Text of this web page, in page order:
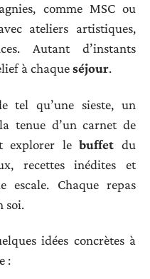
comme MSC ou
ateliers artistiques,
Autant d’instants
à chaqueséjour.
tel qu’une sieste, un
tenue d’un carnet de
explorer lebuffet du
recettes inédites et
escale. Chaque repas
soi.
idées concrètes à
: